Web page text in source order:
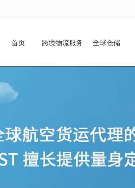
首页 跨境物流服务 全球仓储